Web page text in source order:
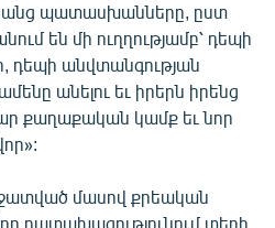
պատասխանները, ըստ
են մի ուղղությամբ՝ դեպի
դեպի անվտանգության
անելու եւ իրերն իրենց
քաղաքական կամք եւ նոր
մասով քրեական
դատախազությունում տեղի